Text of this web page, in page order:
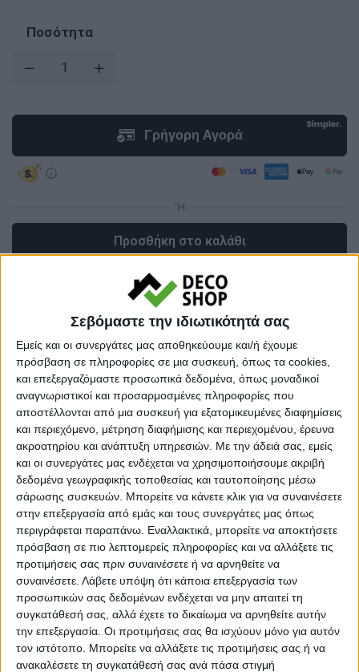
Σεβόμαστε την ιδιωτικότητά σας
Εμείς και οι συνεργάτες μας αποθηκεύουμε και/ή έχουμε
πρόσβαση σε πληροφορίες σε μια συσκευή, όπως τα cookies,
και επεξεργαζόμαστε προσωπικά δεδομένα, όπως μοναδικοί
αναγνωριστικοί και προσαρμοσμένες πληροφορίες που
αποστέλλονται από μια συσκευή για εξατομικευμένες διαφημίσεις
και περιεχόμενο, μέτρηση διαφήμισης και περιεχομένου, έρευνα
ακροατηρίου και ανάπτυξη υπηρεσιών. Με την άδειά σας, εμείς
και οι συνεργάτες μας ενδέχεται να χρησιμοποιήσουμε ακριβή
δεδομένα γεωγραφικής τοποθεσίας και ταυτοποίησης μέσω
σάρωσης συσκευών. Μπορείτε να κάνετε κλικ για να συναινέσετε
στην επεξεργασία από εμάς και τους συνεργάτες μας όπως
περιγράφεται παραπάνω. Εναλλακτικά, μπορείτε να αποκτήσετε
πρόσβαση σε πιο λεπτομερείς πληροφορίες και να αλλάξετε τις
προτιμήσεις σας πριν συναινέσετε ή να αρνηθείτε να
συναινέσετε. Λάβετε υπόψη ότι κάποια επεξεργασία των
προσωπικών σας δεδομένων ενδέχεται να μην απαιτεί τη
συγκατάθεσή σας, αλλά έχετε το δικαίωμα να αρνηθείτε αυτήν
την επεξεργασία. Οι προτιμήσεις σας θα ισχύουν μόνο για αυτόν
τον ιστότοπο. Μπορείτε να αλλάξετε τις προτιμήσεις σας ή να
ανακαλέσετε τη συγκατάθεσή σας ανά πάσα στιγμή
Ποσότητα
Προσθήκη στο καλάθι
Κωδικός προϊόντος :170467
Κάνε μια ερώτηση Share
Κατηγορία:
ΤΡΑΠΕΖΙΑ
Tag:
ΤΡΑΠΕΖΙΑ
Μάρκα:Pakoworld
Εγγυημένες & Ασφαλείς Συναλλαγές
Περιγραφή Πληροφορίες Αξιολογήσεις (0)
Τραπέζι Prestone pakoworld oak μελαμίνης-μαύρο
μέταλλο 70x70x75εκΕάν θέλετε να κοσμήσετε το χώρο